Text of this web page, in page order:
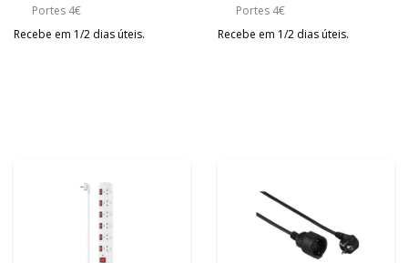
Portes 4€
Recebe em 1/2 dias úteis.
Portes 4€
Recebe em 1/2 dias úteis.